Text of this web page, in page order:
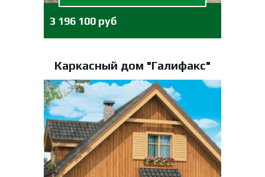
3 196 100 руб
Каркасный дом "Галифакс"